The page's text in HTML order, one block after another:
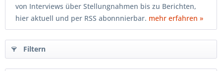
von Interviews über Stellungnahmen bis zu Berichten,
hier aktuell und per RSS abonnnierbar. mehr erfahren »
Filtern